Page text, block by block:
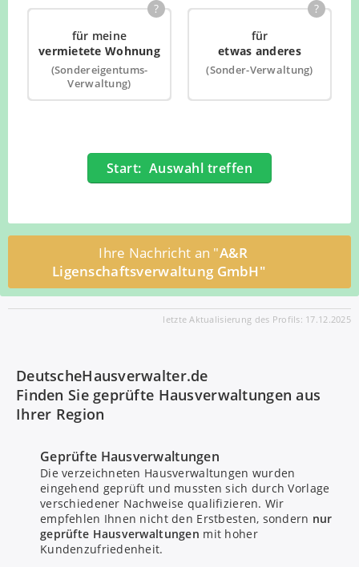
für meine
vermietete Wohnung
(Sondereigentums-
Verwaltung)
?
für
etwas anderes
(Sonder-Verwaltung)
?
Start: Auswahl treffen
Ihre Nachricht an "A&R
Ligenschaftsverwaltung GmbH"
letzte Aktualisierung des Profils: 17.12.2025
DeutscheHausverwalter.de
Finden Sie geprüfte Hausverwaltungen aus
Ihrer Region
Geprüfte Hausverwaltungen
Die verzeichneten Hausverwaltungen wurden
eingehend geprüft und mussten sich durch Vorlage
verschiedener Nachweise qualifizieren. Wir
empfehlen Ihnen nicht den Erstbesten, sondern nur
geprüfte Hausverwaltungen mit hoher
Kundenzufriedenheit.